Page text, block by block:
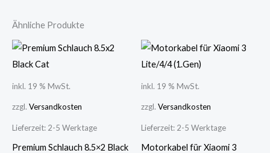
Ähnliche Produkte
inkl. 19 % MwSt.
zzgl. Versandkosten
Lieferzeit: 2-5 Werktage
Premium Schlauch 8.5×2 Black
inkl. 19 % MwSt.
zzgl. Versandkosten
Lieferzeit: 2-5 Werktage
Motorkabel für Xiaomi 3